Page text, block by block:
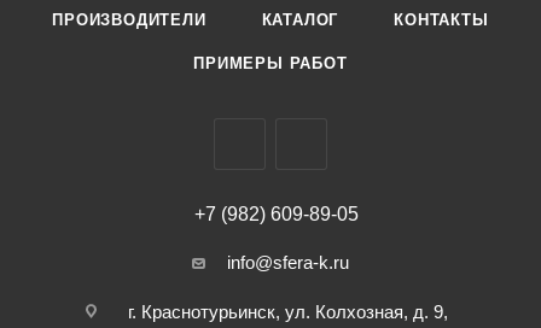
ПРОИЗВОДИТЕЛИ КАТАЛОГ КОНТАКТЫ
ПРИМЕРЫ РАБОТ
+7 (982) 609-89-05
info@sfera-k.ru
г. Краснотурьинск, ул. Колхозная, д. 9,